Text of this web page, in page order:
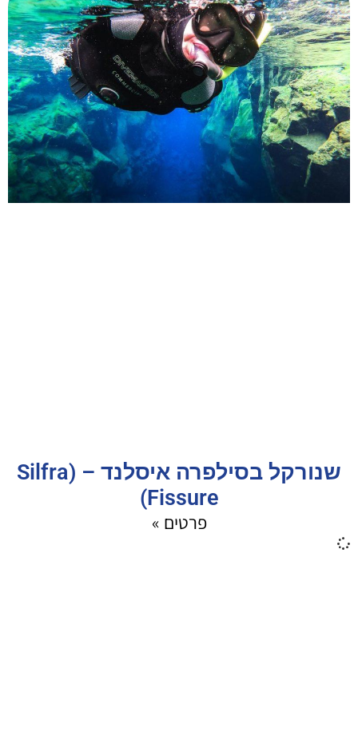
שנורקל בסילפרה איסלנד – (Silfra
Fissure)
פרטים »